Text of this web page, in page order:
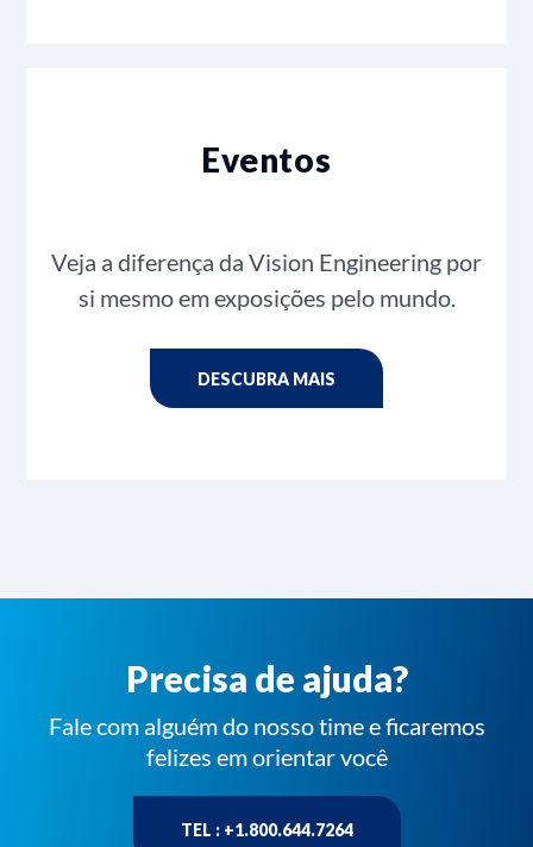
Eventos
Veja a diferença da Vision Engineering por
si mesmo em exposições pelo mundo.
DESCUBRA MAIS
Precisa de ajuda?
Fale com alguém do nosso time e ficaremos
felizes em orientar você
TEL : +1.800.644.7264